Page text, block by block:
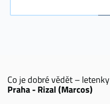
Co je dobré vědět – letenky
Praha - Rizal (Marcos)